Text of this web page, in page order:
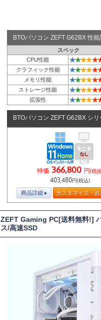
BTOパソコン ZEFT G62BX 性
スペック
CPU性能
★★★★★
グラフィック性能 ★★★★★
メモリ性能 ★★★★★
ストレージ性能 ★★★★★
拡張性 ★★★★★
BTOパソコン ZEFT G62BX シリ
特価 366,800 円(税
403,480円(税込)
商品詳細 カスタマイズ・
ZEFT Gaming PC[送料無料!]
ス/高速SSD